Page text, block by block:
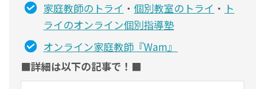
家庭教師のトライ ・個別教室のトライ ・ ト
ライのオンライン個別指導塾
オンライン家庭教師『Wam』
■詳細は以下の記事で！■